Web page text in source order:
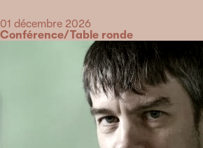
Date
01 décembre 2026
Catégorie
Conférence/Table ronde